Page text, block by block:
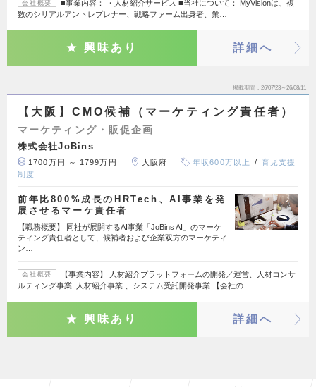
会社概要
■事業内容： ・人材紹介サービス ■当社について： MyVisionは、複
数のシリアルアントレプレナー、戦略ファーム出身者、業…
興味あり 詳細へ
掲載期間 26/07/23～26/08/11
【大阪】CMO候補（マーケティング責任者）
マーケティング・販促企画
株式会社JoBins
1700万円 ～ 1799万円 大阪府 年収600万以上
育児支援
制度
前年比800%成長のHRTech、AI事業を発
展させるマーケ責任者
【職務概要】 同社が展開するAI事業「JoBins AI」のマーケ
ティング責任者として、候補者および企業双方のマーケティ
ン…
会社概要
【事業内容】 人材紹介プラットフォームの開発／運営、人材コンサ
ルティング事業 人材紹介事業 、システム受託開発事業 【会社の…
興味あり 詳細へ